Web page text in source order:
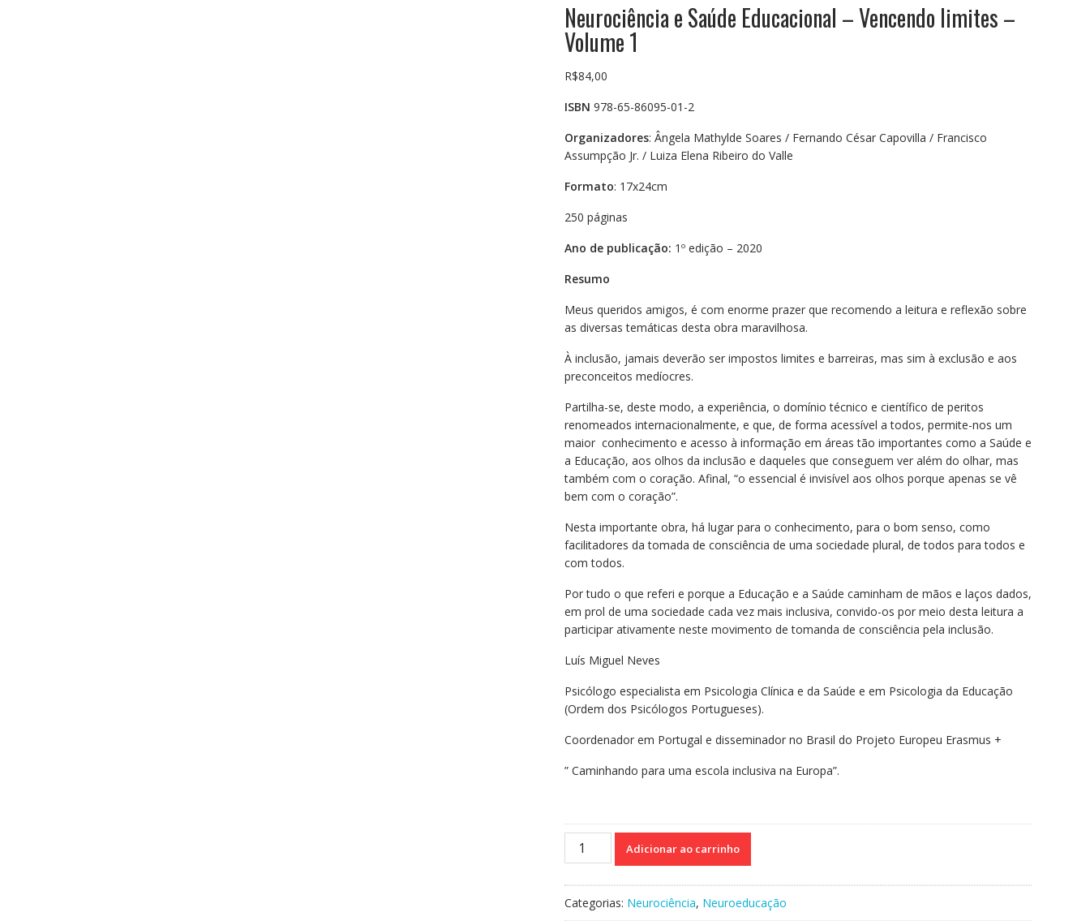
Neurociência e Saúde Educacional – Vencendo limites –
Volume 1
R$84,00
ISBN 978-65-86095-01-2
Organizadores: Ângela Mathylde Soares / Fernando César Capovilla / Francisco
Assumpção Jr. / Luiza Elena Ribeiro do Valle
Formato: 17x24cm
250 páginas
Ano de publicação: 1º edição – 2020
Resumo
Meus queridos amigos, é com enorme prazer que recomendo a leitura e reflexão sobre
as diversas temáticas desta obra maravilhosa.
À inclusão, jamais deverão ser impostos limites e barreiras, mas sim à exclusão e aos
preconceitos medíocres.
Partilha-se, deste modo, a experiência, o domínio técnico e científico de peritos
renomeados internacionalmente, e que, de forma acessível a todos, permite-nos um
maior conhecimento e acesso à informação em áreas tão importantes como a Saúde e
a Educação, aos olhos da inclusão e daqueles que conseguem ver além do olhar, mas
também com o coração. Afinal, “o essencial é invisível aos olhos porque apenas se vê
bem com o coração”.
Nesta importante obra, há lugar para o conhecimento, para o bom senso, como
facilitadores da tomada de consciência de uma sociedade plural, de todos para todos e
com todos.
Por tudo o que referi e porque a Educação e a Saúde caminham de mãos e laços dados,
em prol de uma sociedade cada vez mais inclusiva, convido-os por meio desta leitura a
participar ativamente neste movimento de tomanda de consciência pela inclusão.
Luís Miguel Neves
Psicólogo especialista em Psicologia Clínica e da Saúde e em Psicologia da Educação
(Ordem dos Psicólogos Portugueses).
Coordenador em Portugal e disseminador no Brasil do Projeto Europeu Erasmus +
” Caminhando para uma escola inclusiva na Europa”.
Neurociência
-
Adicionar ao carrinho
Categorias: Neurociência, Neuroeducação